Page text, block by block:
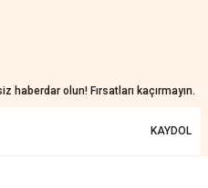
olun! Fırsatları kaçırmayın.
KAYDOL